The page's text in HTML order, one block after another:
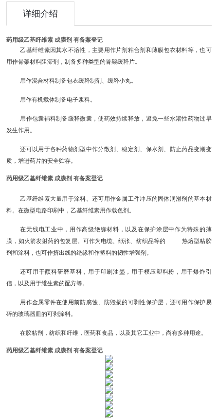
详细介绍
药用级乙基纤维素 成膜剂 有备案登记
乙基纤维素因其水不溶性，主要用作片剂粘合剂和薄膜包衣材料等，也可
用作骨架材料阻滞剂，制备多种类型的骨架缓释片。
用作混合材料制备包衣缓释制剂、缓释小丸。
用作有机载体制备电子浆料。
用作包囊辅料制备缓释微囊，使药效持续释放，避免一些水溶性药物过早
发生作用。
还可以用于各种药物剂型中作分散剂、稳定剂、保水剂、防止药品变潮变
质，增进药片的安全贮存。
药用级乙基纤维素 成膜剂 有备案登记
乙基纤维素大量用于涂料。还可用作金属工件冲压的固体润滑剂的基本材
料。在微型电路印刷中，乙基纤维素用作载色剂。
在无线电工业中，用作高级绝缘材料，以及在保护涂层中作为特殊的薄
膜，如火箭发射药的包复层。可作为电缆、纸张、纺织品等的 热熔型粘胶
剂和涂料，也可作挤出线的绝缘和作塑料的韧性增强剂。
还可用于颜料研磨基料，用于印刷油墨，用于模压塑料粉，用于爆炸引
信，以及用于维生素的配方等。
用作金属零件在使用前防腐蚀、防毁损的可剥性保护层，还可用作保护易
碎的玻璃器皿的可剥涂料。
在胶粘剂，纺织和纤维，医药和食品，以及其它工业中，尚有多种用途。
药用级乙基纤维素 成膜剂 有备案登记